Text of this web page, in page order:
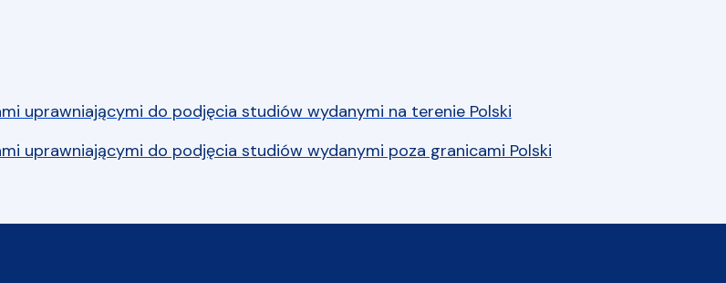
uprawniającymi do podjęcia studiów wydanymi na terenie Polski
uprawniającymi do podjęcia studiów wydanymi poza granicami Polski